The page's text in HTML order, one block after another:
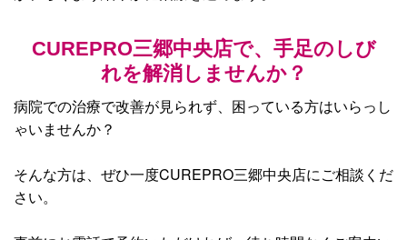
CUREPRO三郷中央店で、手足のしび
れを解消しませんか？
病院での治療で改善が見られず、困っている方はいらっし
ゃいませんか？
そんな方は、ぜひ一度CUREPRO三郷中央店にご相談くだ
さい。